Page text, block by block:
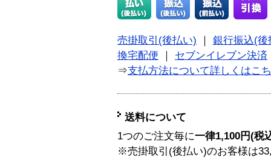
売掛取引(後払い)
銀行振込(後
換宅配便
セブンイレブン決済
⇒支払方法について詳しくはこ
送料について
1つのご注文毎に一律1,100円(税
※売掛取引(後払い)のお客様は